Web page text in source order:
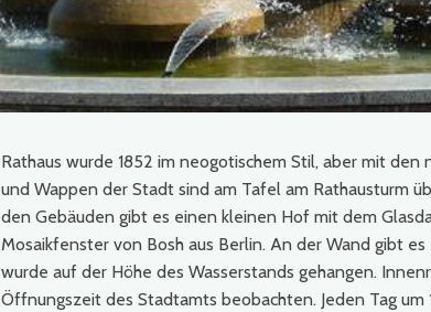
Rathaus wurde 1852 im neogotischem Stil, aber mit
und Wappen der Stadt sind am Tafel am Rathausturm
den Gebäuden gibt es einen kleinen Hof mit dem
Mosaikfenster von Bosh aus Berlin. An der Wand gibt
wurde auf der Höhe des Wasserstands gehangen.
Öffnungszeit des Stadtamts beobachten. Jeden Tag um